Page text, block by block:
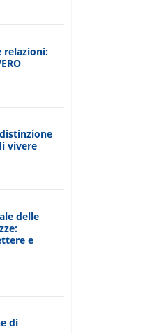
relazioni:
vivere
delle
e
di